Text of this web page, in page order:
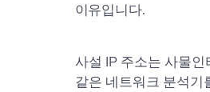
이유입니다.
사설 IP 주소는 사물
같은 네트워크 분석기